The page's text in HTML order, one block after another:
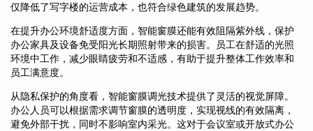
仅降低了写字楼的运营成本，也符合绿色建筑的发展趋势。
在提升办公环境舒适度方面，智能窗膜还能有效阻隔紫外线，保护
办公家具及设备免受阳光长期照射带来的损害。员工在舒适的光照
环境中工作，减少眼睛疲劳和不适感，有助于提升整体工作效率和
员工满意度。
从隐私保护的角度看，智能窗膜调光技术提供了灵活的视觉屏障。
办公人员可以根据需求调节窗膜的透明度，实现视线的有效隔离，
避免外部干扰，同时不影响室内采光。这对于会议室或开放式办公